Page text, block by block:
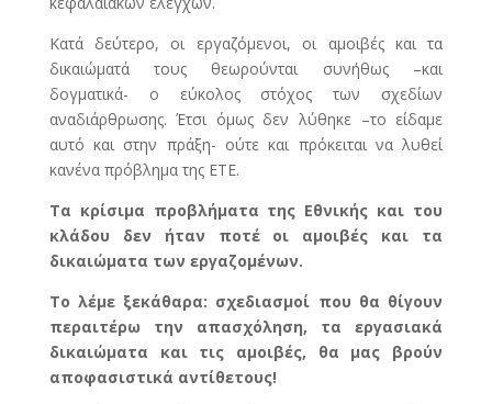
Κατά δεύτερο, οι εργαζόμενοι, οι αμοιβές και τα
δικαιώματά τους θεωρούνται συνήθως –και
δογματικά- ο εύκολος στόχος των σχεδίων
αναδιάρθρωσης. Έτσι όμως δεν λύθηκε –το είδαμε
αυτό και στην πράξη- ούτε και πρόκειται να λυθεί
κανένα πρόβλημα της ΕΤΕ.
Τα κρίσιμα προβλήματα της Εθνικής και του
κλάδου δεν ήταν ποτέ οι αμοιβές και τα
δικαιώματα των εργαζομένων.
Το λέμε ξεκάθαρα: σχεδιασμοί που θα θίγουν
περαιτέρω την απασχόληση, τα εργασιακά
δικαιώματα και τις αμοιβές, θα μας βρούν
αποφασιστικά αντίθετους!